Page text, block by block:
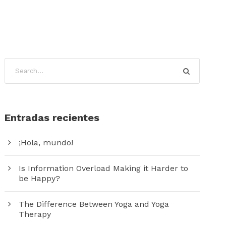
Entradas recientes
¡Hola, mundo!
Is Information Overload Making it Harder to
be Happy?
The Difference Between Yoga and Yoga
Therapy